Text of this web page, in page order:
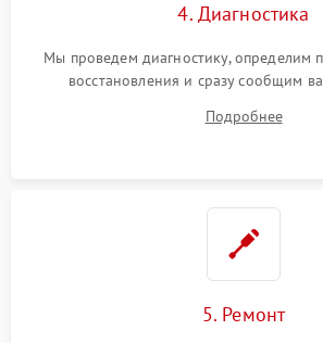
4. Диагностика
Мы проведем диагностику, определим
восстановления и сразу сообщим
Подробнее
5. Ремонт